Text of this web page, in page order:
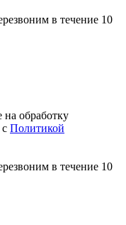
в течение 10
на обработку
Политикой
в течение 10